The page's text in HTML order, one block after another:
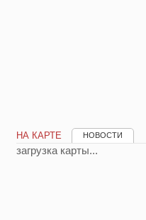
НА КАРТЕ НОВОСТИ
загрузка карты...